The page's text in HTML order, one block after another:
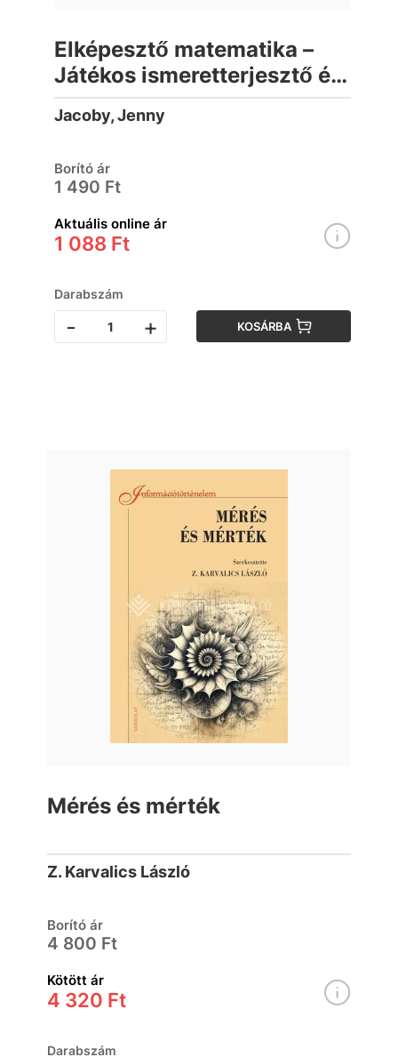
Elképesztő matematika –
Játékos ismeretterjesztő és
foglalkoztató könyv
Jacoby, Jenny
Borító ár
1 490 Ft
Aktuális online ár
1 088 Ft
Darabszám
- + KOSÁRBA
Mérés és mérték
Z. Karvalics László
Borító ár
4 800 Ft
Kötött ár
4 320 Ft
Darabszám